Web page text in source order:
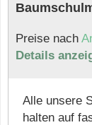
Preise nach
Details
Alle unsere
halten auf